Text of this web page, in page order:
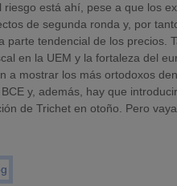
está ahí, pese a que los
de segunda ronda y, por
parte tendencial de los precios.
en la UEM y la fortaleza del
a mostrar los más ortodoxos
y, además, hay que
de Trichet en otoño. Pero